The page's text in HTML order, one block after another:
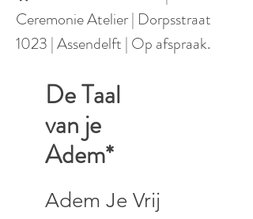
Ceremonie Atelier | Dorpsstraat
1023 | Assendelft | Op afspraak.
De Taal
van je
Adem*
Adem Je Vrij